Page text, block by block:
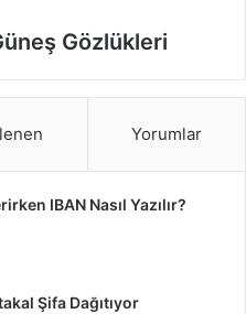
Gözlükleri
Yorumlar
IBAN Nasıl Yazılır?
Şifa Dağıtıyor